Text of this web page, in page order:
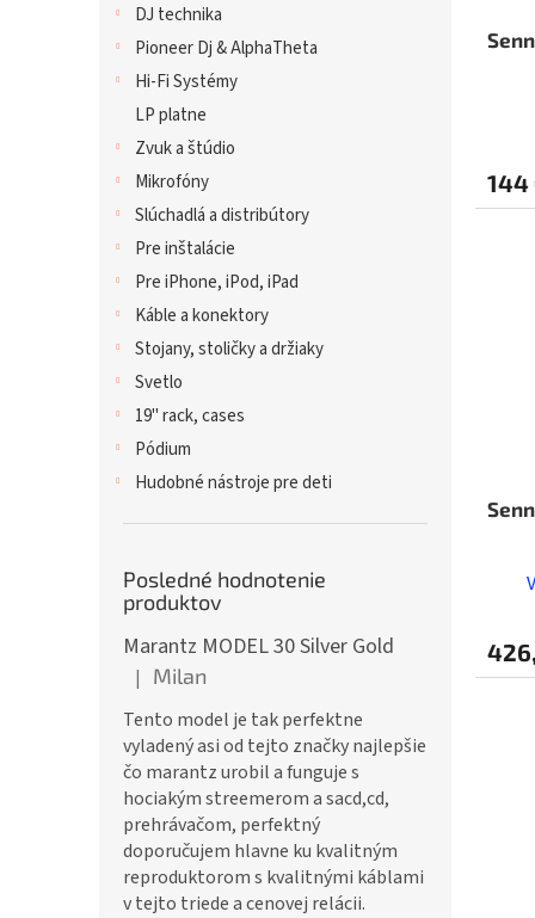
DJ technika
Pioneer Dj & AlphaTheta
Hi-Fi Systémy
LP platne
Zvuk a štúdio
Mikrofóny
Slúchadlá a distribútory
Pre inštalácie
Pre iPhone, iPod, iPad
Káble a konektory
Stojany, stoličky a držiaky
Svetlo
19" rack, cases
Pódium
Hudobné nástroje pre deti
Posledné hodnotenie
produktov
Marantz MODEL 30 Silver Gold
Hodnotenie produktu je 5 z 5 hviezdičiek.
| Milan
Tento model je tak perfektne
vyladený asi od tejto značky najlepšie
čo marantz urobil a funguje s
hociakým streemerom a sacd,cd,
prehrávačom, perfektný
doporučujem hlavne ku kvalitným
reproduktorom s kvalitnými káblami
v tejto triede a cenovej relácii.
144